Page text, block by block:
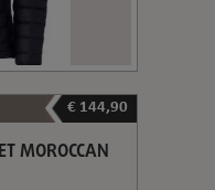
€ 144,90
MOROCCAN